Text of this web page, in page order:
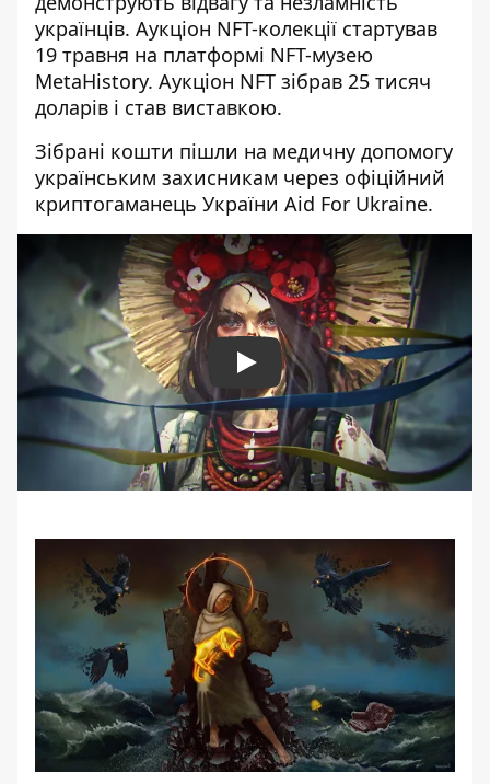
українців. Аукціон NFT-колекції стартував
19 травня на платформі NFT-музею
MetaHistory. Аукціон NFT зібрав 25 тисяч
доларів і став виставкою.
Зібрані кошти пішли на медичну допомогу
українським захисникам через офіційний
криптогаманець України Aid For Ukraine.
Play